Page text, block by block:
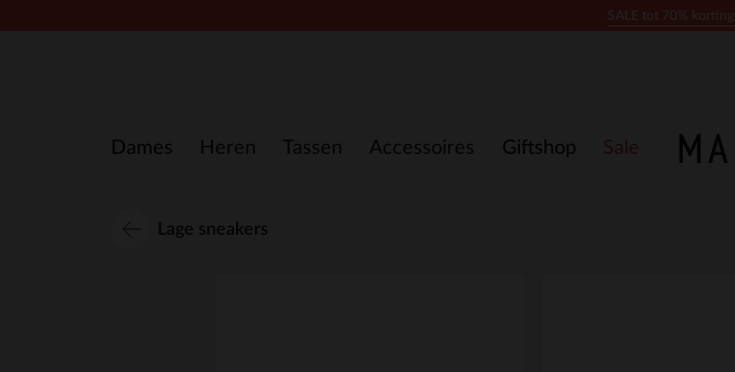
Dames Heren Tassen Accessoires Giftshop Sale
Lage sneakers